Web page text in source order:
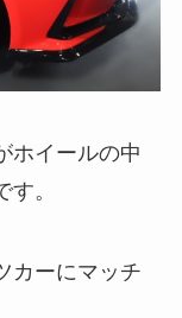
ホイールの中
。
カーにマッチ